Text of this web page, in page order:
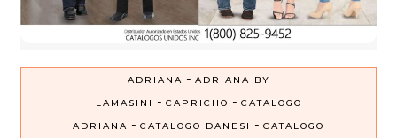
ADRIANA - ADRIANA BY
LAMASINI
- CAPRICHO - CATALOGO
ADRIANA - CATALOGO DANESI - CATALOGO